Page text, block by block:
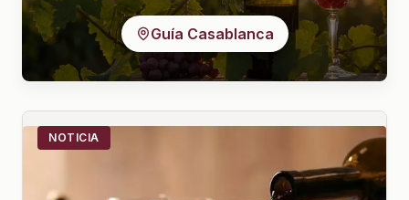
Guía Casablanca
NOTICIA